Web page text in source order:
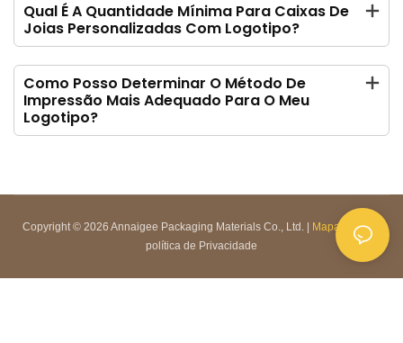
Qual É A Quantidade Mínima Para Caixas De
Joias Personalizadas Com Logotipo?
Como Posso Determinar O Método De
Impressão Mais Adequado Para O Meu
Logotipo?
Copyright © 2026 Annaigee Packaging Materials Co., Ltd. | Mapa do site
política de Privacidade